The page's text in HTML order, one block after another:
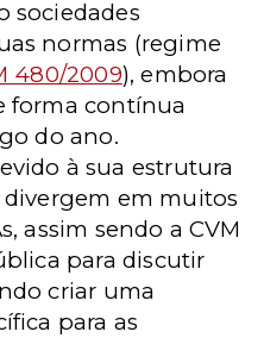
sociedades
normas (regime
480/2009), embora
forma contínua
do ano.
à sua estrutura
em muitos
assim sendo a CVM
para discutir
criar uma
para as